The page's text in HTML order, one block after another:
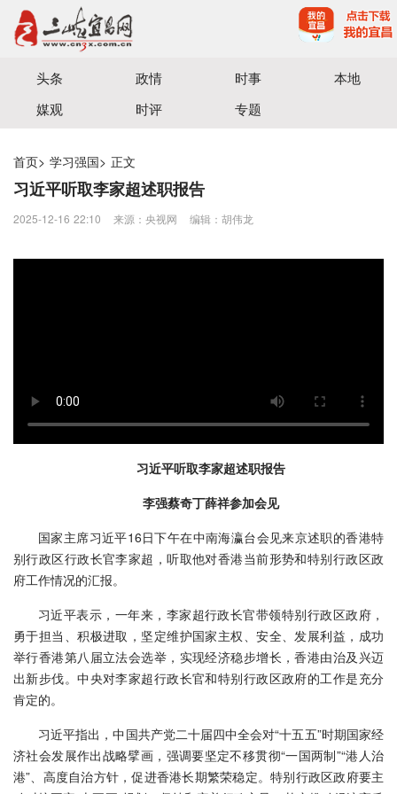
宜昌三峡融媒体中心主办
头条 政情 时事
本地
媒观
时评 专题
首页> 学习强国> 正文
习近平听取李家超述职报告
2025-12-16 22:10 来源：​央视网 编辑：胡伟龙
习近平听取李家超述职报告
李强蔡奇丁薛祥参加会见
国家主席习近平16日下午在中南海瀛台会见来京述职的香港特
别行政区行政长官李家超，听取他对香港当前形势和特别行政区政
府工作情况的汇报。
习近平表示，一年来，李家超行政长官带领特别行政区政府，
勇于担当、积极进取，坚定维护国家主权、安全、发展利益，成功
举行香港第八届立法会选举，实现经济稳步增长，香港由治及兴迈
出新步伐。中央对李家超行政长官和特别行政区政府的工作是充分
肯定的。
习近平指出，中国共产党二十届四中全会对“十五五”时期国家经
济社会发展作出战略擘画，强调要坚定不移贯彻“一国两制”“港人治
港”、高度自治方针，促进香港长期繁荣稳定。特别行政区政府要主